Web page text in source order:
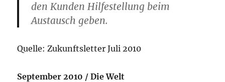
den Kunden Hilfestellung beim
Austausch geben.
Quelle: Zukunftsletter Juli 2010
September 2010 /Die Welt